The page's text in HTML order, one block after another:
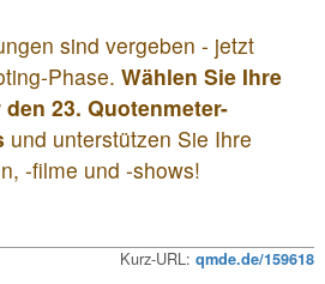
sind vergeben - jetzt
Phase. Wählen Sie Ihre
23. Quotenmeter-
und unterstützen Sie Ihre
-filme und -shows!
Kurz-URL: qmde.de/159618